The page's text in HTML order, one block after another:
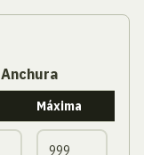
Anchura
Máxima